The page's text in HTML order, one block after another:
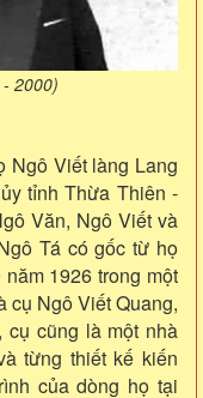
2000)
Ngô Viết làng Lang
tỉnh Thừa Thiên -
Văn, Ngô Viết và
Tá có gốc từ họ
1926 trong một
cụ Ngô Viết Quang,
cụ cũng là một nhà
từng thiết kế kiến
của dòng họ tại